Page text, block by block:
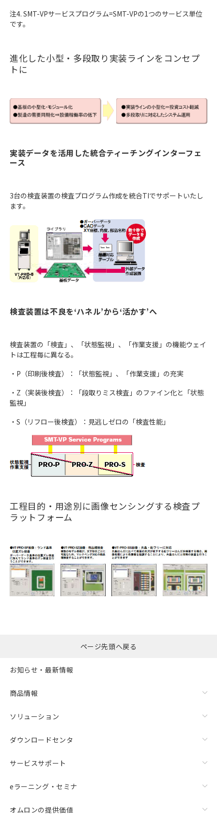
注4. SMT-VPサービスプログラム=SMT-VPの1つのサービス単位
です。
進化した小型・多段取り実装ラインをコンセプ
トに
実装データを活用した統合ティーチングインターフェ
ース
3台の検査装置の検査プログラム作成を統合TIでサポートいたし
ます。
検査装置は不良を‘ハネル’から‘活かす’へ
検査装置の「検査」、「状態監視」、「作業支援」の機能ウェイ
トは工程毎に異なる。
・P（印刷後検査）：「状態監視」、「作業支援」の充実
・Z（実装後検査）：「段取りミス検査」のファイン化と「状態
監視」
・S（リフロー後検査）：見逃しゼロの「検査性能」
工程目的・用途別に画像センシングする検査プ
ラットフォーム
ページ先頭へ戻る
お知らせ・最新情報
商品情報
ソリューション
ダウンロードセンタ
サービスサポート
eラーニング・セミナ
オムロンの提供価値